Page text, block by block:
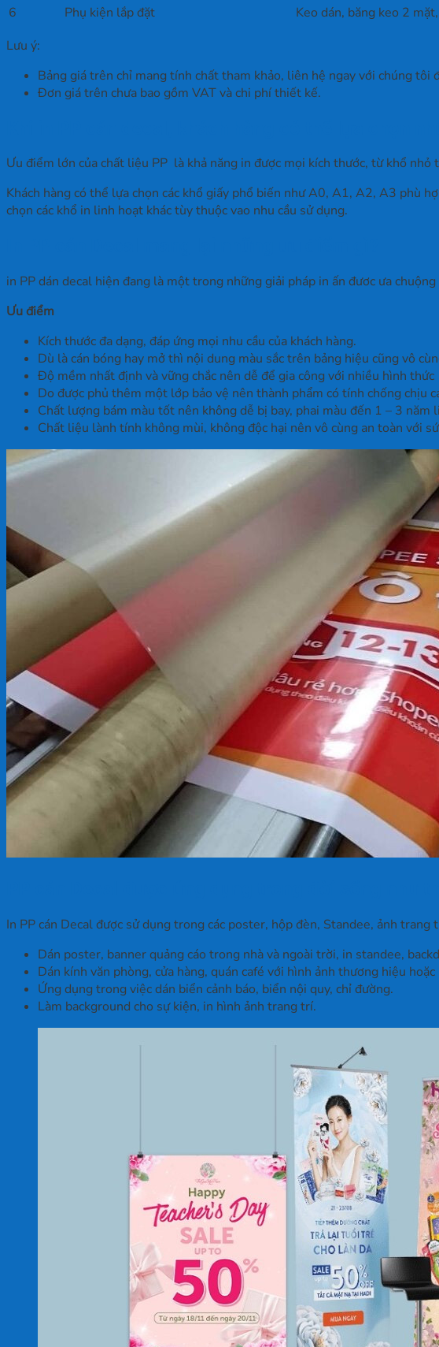
6
Phụ kiện lắp đặt Keo dán, băng keo 2
Lưu ý:
Bảng giá trên chỉ mang tính chất tham khảo, liên hệ ngay với chúng tôi
Đơn giá trên chưa bao gồm VAT và chi phí thiết kế.
Ưu điểm lớn của chất liệu PP là khả năng in được mọi kích thước, từ khổ
Khách hàng có thể lựa chọn các khổ giấy phổ biến như A0, A1, A2, A3 phù
chọn các khổ in linh hoạt khác tùy thuộc vao nhu cầu sử dụng.
in PP dán decal hiện đang là một trong những giải pháp in ấn đươc ưa
Ưu điểm
Kích thước đa dạng, đáp ứng mọi nhu cầu của khách hàng.
Dù là cán bóng hay mở thì nội dung màu sắc trên bảng hiệu cũng vô
Độ mềm nhất định và vững chắc nên dễ để gia công với nhiều hình thức
Do được phủ thêm một lớp bảo vệ nên thành phẩm có tính chống chịu
Chất lượng bám màu tốt nên không dễ bị bay, phai màu đến 1 – 3 năm
Chất liệu lành tính không mùi, không độc hại nên vô cùng an toàn với
In PP cán Decal được sử dụng trong các poster, hộp đèn, Standee, ảnh
Dán poster, banner quảng cáo trong nhà và ngoài trời, in standee,
Dán kính văn phòng, cửa hàng, quán café với hình ảnh thương hiệu
Ứng dụng trong việc dán biển cảnh báo, biển nội quy, chỉ đường.
Làm background cho sự kiện, in hình ảnh trang trí.